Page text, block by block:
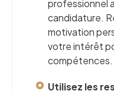
professionnel
candidature.
motivation
votre intérêt
compétences.
Utilisez les